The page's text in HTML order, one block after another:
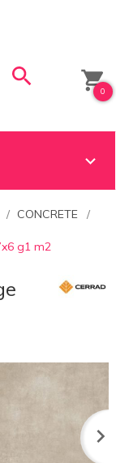
0
CONCRETE
g1 m2